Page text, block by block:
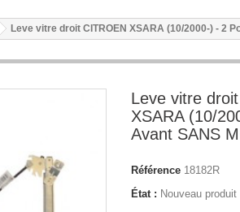
Leve vitre droit CITROEN XSARA (10/2000-) - 2
Leve vitre
XSARA (10/
Avant SANS
Référence 18182R
État : Nouveau produit